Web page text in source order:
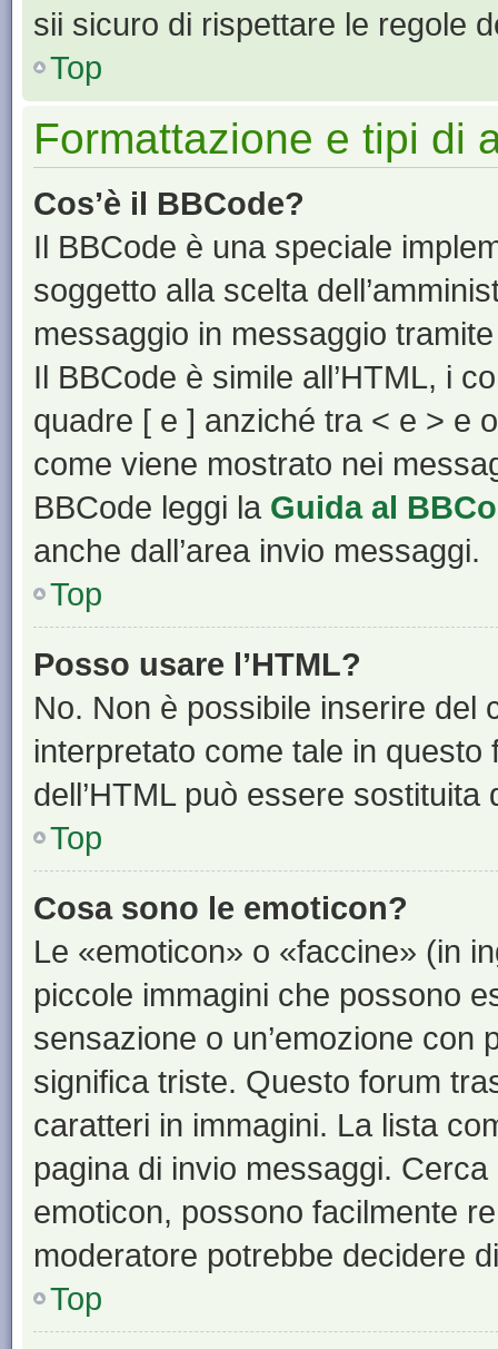
sii sicuro di rispettare le regole
Top
Formattazione e tipi di
Cos’è il BBCode?
Il BBCode è una speciale
soggetto alla scelta
messaggio in messaggio
Il BBCode è simile all’HTML, i
quadre [ e ] anziché tra < e > e
come viene mostrato nei
BBCode leggi la Guida al
anche dall’area invio messaggi.
Top
Posso usare l’HTML?
No. Non è possibile inserire del
interpretato come tale in
dell’HTML può essere sostituita
Top
Cosa sono le emoticon?
Le «emoticon» o «faccine» (in
piccole immagini che possono
sensazione o un’emozione
significa triste. Questo forum
caratteri in immagini. La lista
pagina di invio messaggi.
emoticon, possono facilmente
moderatore potrebbe decidere
Top